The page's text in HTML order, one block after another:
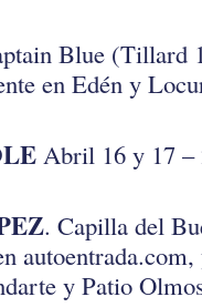
Blue (Tillard
en Edén y
Abril 16 y 17 –
. Capilla del
y Patio